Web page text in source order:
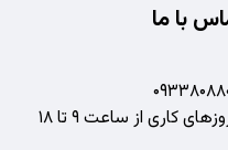
با ما
کاری از ساعت ۹ تا ۱۸